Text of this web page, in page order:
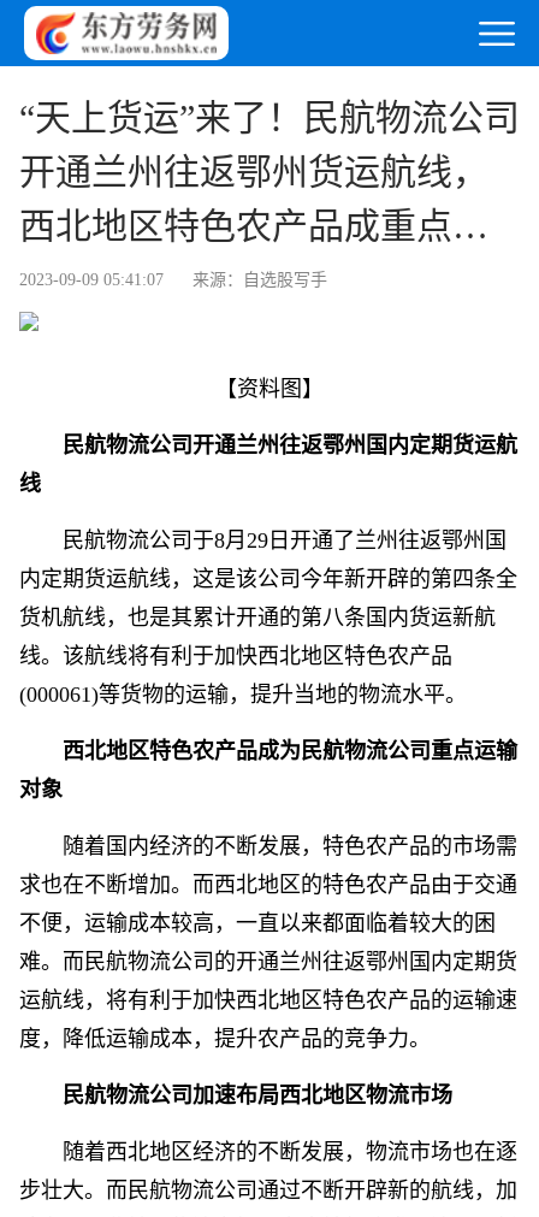
“天上货运”来了！民航物流公司
开通兰州往返鄂州货运航线，
西北地区特色农产品成重点运
输对象，加速布局西北物流市
场！|产业链情报站
2023-09-09 05:41:07 来源：自选股写手
【资料图】
民航物流公司开通兰州往返鄂州国内定期货运航
线
民航物流公司于8月29日开通了兰州往返鄂州国
内定期货运航线，这是该公司今年新开辟的第四条全
货机航线，也是其累计开通的第八条国内货运新航
线。该航线将有利于加快西北地区特色农产品
(000061)等货物的运输，提升当地的物流水平。
西北地区特色农产品成为民航物流公司重点运输
对象
随着国内经济的不断发展，特色农产品的市场需
求也在不断增加。而西北地区的特色农产品由于交通
不便，运输成本较高，一直以来都面临着较大的困
难。而民航物流公司的开通兰州往返鄂州国内定期货
运航线，将有利于加快西北地区特色农产品的运输速
度，降低运输成本，提升农产品的竞争力。
民航物流公司加速布局西北地区物流市场
随着西北地区经济的不断发展，物流市场也在逐
步壮大。而民航物流公司通过不断开辟新的航线，加